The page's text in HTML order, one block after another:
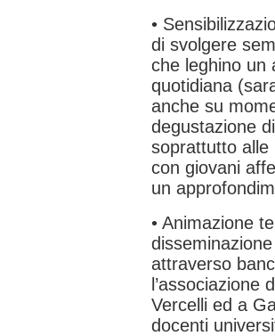
•
di svolgere
che leghino un
quotidiana
anche su
degustazione
soprattutto alle
con giovani
un
• Animazione
attraverso
Vercelli ed a
docenti